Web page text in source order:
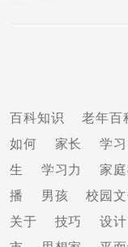
百科知识 老年百
如何
家长 学习
生
学习力 家
播
男孩 校园
关于
技巧 设计